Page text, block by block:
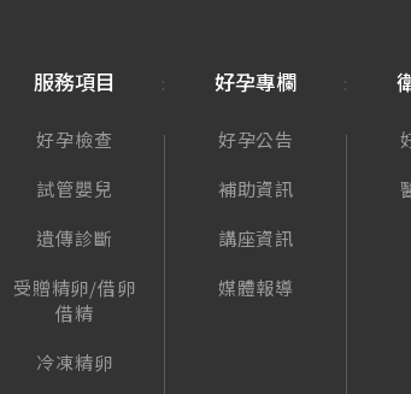
服務項目
好孕檢查
試管嬰兒
遺傳診斷
受贈精卵/借卵
借精
冷凍精卵
好孕專欄
好孕公告
補助資訊
講座資訊
媒體報導